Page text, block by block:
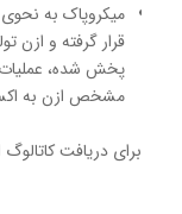
میکروپاک به
قرار گرفته و ازن
پخش شده،
مشخص ازن به
برای دریافت